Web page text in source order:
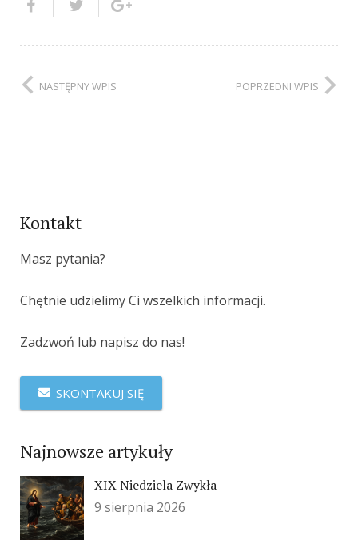
POPRZEDNI WPIS
NASTĘPNY WPIS
Kontakt
Masz pytania?
Chętnie udzielimy Ci wszelkich informacji.
Zadzwoń lub napisz do nas!
SKONTAKUJ SIĘ
Najnowsze artykuły
XIX Niedziela Zwykła
9 sierpnia 2026